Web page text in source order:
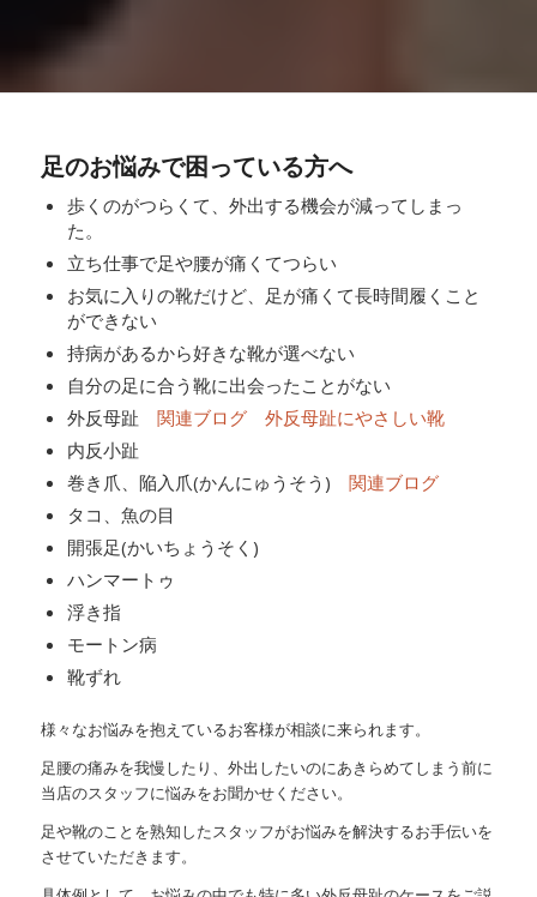
足のお悩みで困っている方へ
歩くのがつらくて、外出する機会が減ってしまっ
た。
立ち仕事で足や腰が痛くてつらい
お気に入りの靴だけど、足が痛くて長時間履くこと
ができない
持病があるから好きな靴が選べない
自分の足に合う靴に出会ったことがない
外反母趾 関連ブログ
外反母趾にやさしい靴
内反小趾
巻き爪、陥入爪(かんにゅうそう) 関連ブログ
タコ、魚の目
開張足(かいちょうそく)
ハンマートゥ
浮き指
モートン病
靴ずれ
様々なお悩みを抱えているお客様が相談に来られます。
足腰の痛みを我慢したり、外出したいのにあきらめてしまう前に
当店のスタッフに悩みをお聞かせください。
足や靴のことを熟知したスタッフがお悩みを解決するお手伝いを
させていただきます。